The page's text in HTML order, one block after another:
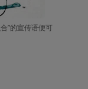
”的宣传语便可